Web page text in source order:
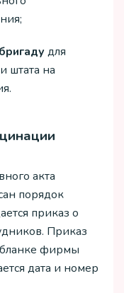
для
штата на
акта
порядок
приказ о
Приказ
фирмы
дата и номер